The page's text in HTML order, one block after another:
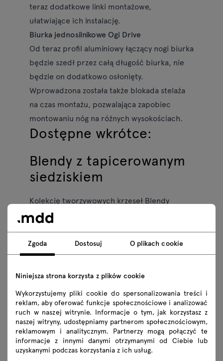
teraz dodatkowe linki montażowe,
ułatwiające ich instalację.
Biurka jednosilnikowe Ogi Drive
Od teraz profil aluminiowy łączący nogi biurka
będzie szedł przez całą długość biurka, nie
będzie on dodatkowo osłonięty.
Wprowadzona została także blokada stelaża
na czas montażu, pozwalająca zapobiec
montowaniu nóg na różnych wysokościach.
Dostępne wkrótce:
Blendy z tapicerowanym
siedziskiem
Kolekcję tworzywowych krzeseł Blendy
uzupełnią modele z tapicerowanymi
wygody użytkowania.
Zgoda Dostosuj O plikach cookie
Niniejsza strona korzysta z plików cookie
Wykorzystujemy pliki cookie do spersonalizowania treści i
reklam, aby oferować funkcje społecznościowe i analizować
ruch w naszej witrynie. Informacje o tym, jak korzystasz z
naszej witryny, udostępniamy partnerom społecznościowym,
reklamowym i analitycznym. Partnerzy mogą połączyć te
informacje z innymi danymi otrzymanymi od Ciebie lub
uzyskanymi podczas korzystania z ich usług.